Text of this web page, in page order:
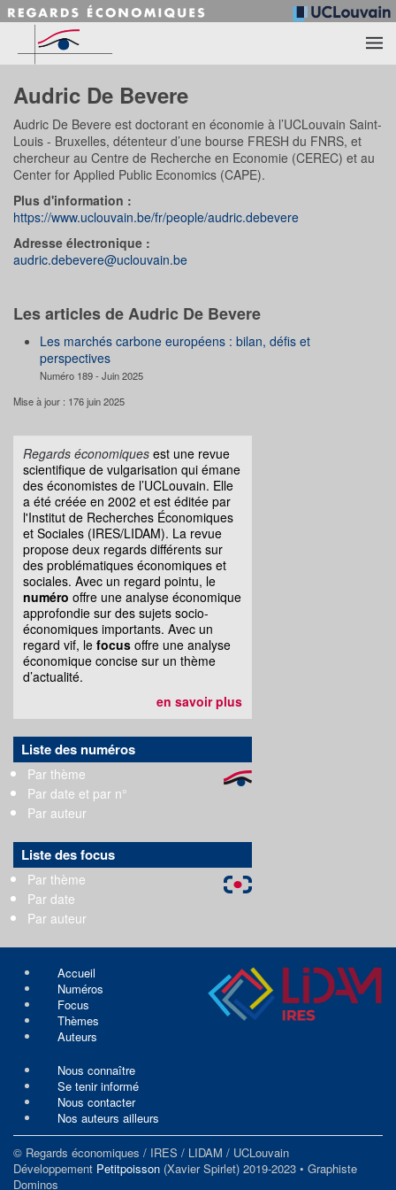
Accéder au contenu principal
Audric De Bevere
Audric De Bevere est doctorant en économie à l’UCLouvain Saint-
Louis - Bruxelles, détenteur d’une bourse FRESH du FNRS, et
chercheur au Centre de Recherche en Economie (CEREC) et au
Center for Applied Public Economics (CAPE).
Plus d'information :
https://www.uclouvain.be/fr/people/audric.debevere
Adresse électronique :
audric.debevere@uclouvain.be
Les articles de Audric De Bevere
Les marchés carbone européens : bilan, défis et
perspectives
Numéro 189 - Juin 2025
Mise à jour : 176 juin 2025
Regards économiques est une revue
scientifique de vulgarisation qui émane
des économistes de l’UCLouvain. Elle
a été créée en 2002 et est éditée par
l'Institut de Recherches Économiques
et Sociales (IRES/LIDAM). La revue
propose deux regards différents sur
des problématiques économiques et
sociales. Avec un regard pointu, le
numéro offre une analyse économique
approfondie sur des sujets socio-
économiques importants. Avec un
regard vif, le focus offre une analyse
économique concise sur un thème
d’actualité.
en savoir plus
Liste des numéros
Par thème
Par date et par n°
Par auteur
Liste des focus
Par thème
Par date
Par auteur
Accueil
Numéros
Focus
Thèmes
Auteurs
Nous connaître
Se tenir informé
Nous contacter
Nos auteurs ailleurs
© Regards économiques / IRES / LIDAM / UCLouvain
Développement Petitpoisson (Xavier Spirlet) 2019-2023 • Graphiste
Dominos